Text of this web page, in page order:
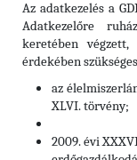
Az adatkezelés a
Adatkezelőre
keretében végzett,
érdekében
az
XLVI. törvény;
2009. évi